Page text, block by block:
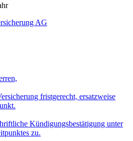
AG
fristgerecht, ersatzweise
Kündigungsbestätigung unter
zu.